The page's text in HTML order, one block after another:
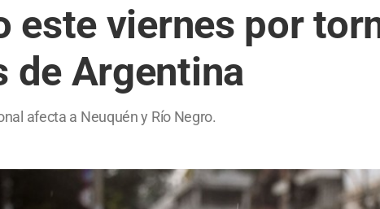
este viernes por
de Argentina
afecta a Neuquén y Río Negro.